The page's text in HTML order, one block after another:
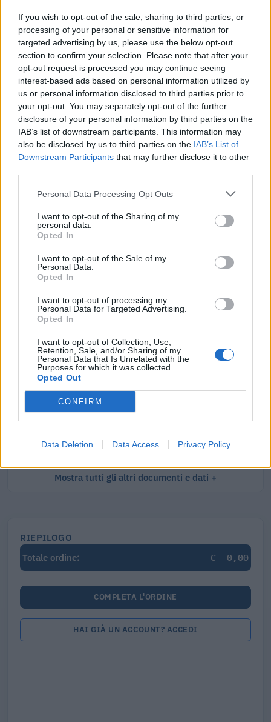
If you wish to opt-out of the sale, sharing to third parties, or
processing of your personal or sensitive information for
targeted advertising by us, please use the below opt-out
section to confirm your selection. Please note that after your
opt-out request is processed you may continue seeing
interest-based ads based on personal information utilized by
us or personal information disclosed to third parties prior to
your opt-out. You may separately opt-out of the further
disclosure of your personal information by third parties on the
IAB’s list of downstream participants. This information may
also be disclosed by us to third parties on the IAB’s List of
Downstream Participants that may further disclose it to other
Personal Data Processing Opt Outs
I want to opt-out of the Sharing of my
personal data.
Opted In
I want to opt-out of the Sale of my
Personal Data.
Opted In
I want to opt-out of processing my
Personal Data for Targeted Advertising.
Opted In
I want to opt-out of Collection, Use,
Retention, Sale, and/or Sharing of my
Personal Data that Is Unrelated with the
Purposes for which it was collected.
Opted Out
CONFIRM
Data Deletion Data Access Privacy Policy
Regione: Veneto
Tutti i documenti e servizi disponibili →
Documenti più richiesti
Visure Camerali - Società di Persone
€ 5,39 IVA inclusa
Visure Camerali - Storico Società di Persone
€ 6,98 IVA inclusa
Mostra tutti gli altri documenti e dati
RIEPILOGO
Totale ordine:
€ 0,00
COMPLETA L'ORDINE
HAI GIÀ UN ACCOUNT? ACCEDI